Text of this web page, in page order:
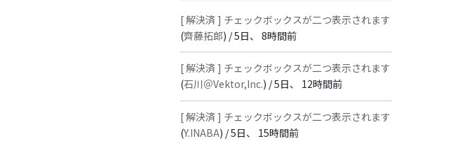
[ 解決済 ] チェックボックスが二つ表示されます
(齊藤拓郎) /5日、 8時間前
[ 解決済 ] チェックボックスが二つ表示されます
(石川＠Vektor,Inc.) /5日、 12時間前
[ 解決済 ] チェックボックスが二つ表示されます
(Y.INABA) /5日、 15時間前